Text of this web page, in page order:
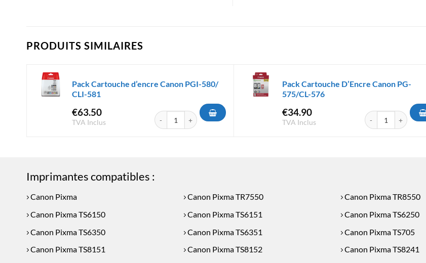
PRODUITS SIMILAIRES
Pack Cartouche d’encre Canon PGI-580/
CLI-581
€63.50
TVA Inclus
quantité de Pack Cartouche d'encre Canon PGI-580/ CLI-581
Pack Cartouche D’Encre Canon PG-
575/CL-576
€34.90
TVA Inclus
quantité de Pack
Imprimantes compatibles :
Canon Pixma Canon Pixma TR7550 Canon Pixma TR8550
Canon Pixma TS6150
Canon Pixma TS6151 Canon Pixma TS6250
Canon Pixma TS6350
Canon Pixma TS6351 Canon Pixma TS705
Canon Pixma TS8151
Canon Pixma TS8152 Canon Pixma TS8241